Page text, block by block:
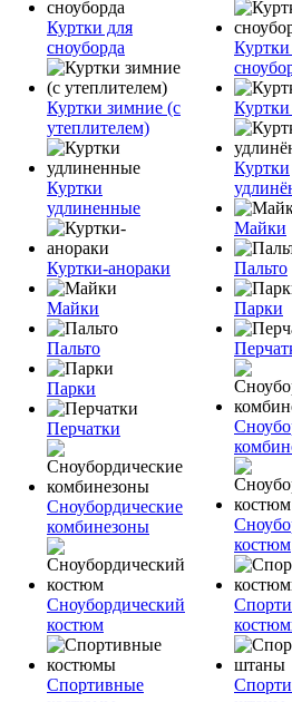
Куртки для
сноуборда
Куртки зимние (с
утеплителем)
Куртки
удлиненные
Куртки-анораки
Майки
Пальто
Парки
Перчатки
Сноубордические
комбинезоны
Сноубордический
костюм
Спортивные
Куртки
Куртки
Майки
Пальто
Парки
костюм